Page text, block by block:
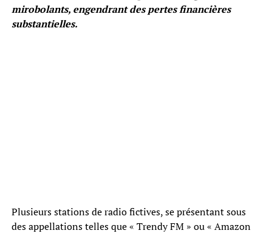
mirobolants, engendrant des pertes financières
substantielles.
Plusieurs stations de radio fictives, se présentant sous
des appellations telles que « Trendy FM » ou « Amazon